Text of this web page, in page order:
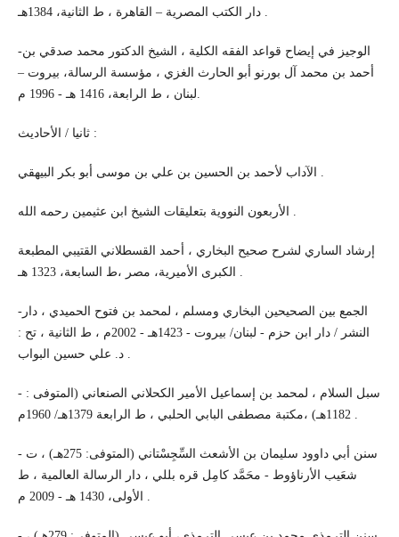
دار الكتب المصرية – القاهرة ، ط الثانية، 1384هـ .
-الوجيز في إيضاح قواعد الفقه الكلية ، الشيخ الدكتور محمد صدقي بن
أحمد بن محمد آل بورنو أبو الحارث الغزي ، مؤسسة الرسالة، بيروت –
لبنان ، ط الرابعة، 1416 هـ - 1996 م.
ثانيا / الأحاديث :
الآداب لأحمد بن الحسين بن علي بن موسى أبو بكر البيهقي .
الأربعون النووية بتعليقات الشيخ ابن عثيمين رحمه الله .
إرشاد الساري لشرح صحيح البخاري ، أحمد القسطلاني القتيبي المطبعة
الكبرى الأميرية، مصر ،ط السابعة، 1323 هـ .
-الجمع بين الصحيحين البخاري ومسلم ، لمحمد بن فتوح الحميدي ، دار
النشر / دار ابن حزم - لبنان/ بيروت - 1423هـ - 2002م ، ط الثانية ، تح :
د. علي حسين البواب .
- سبل السلام ، لمحمد بن إسماعيل الأمير الكحلاني الصنعاني (المتوفى :
1182هـ) ،مكتبة مصطفى البابي الحلبي ، ط الرابعة 1379هـ/ 1960م .
- سنن أبي داوود سليمان بن الأشعث السِّجِسْتاني (المتوفى: 275هـ) ، ت
شعَيب الأرناؤوط - محَمَّد كامِل قره بللي ، دار الرسالة العالمية ، ط
الأولى، 1430 هـ - 2009 م .